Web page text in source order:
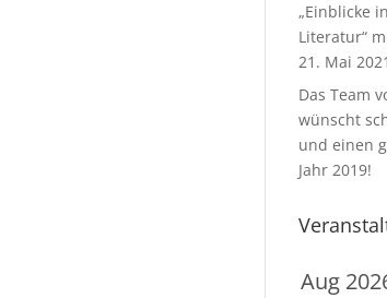
„Einblicke
Literatur“
21. Mai 2021
Das Team
wünscht
und einen
Jahr 2019!